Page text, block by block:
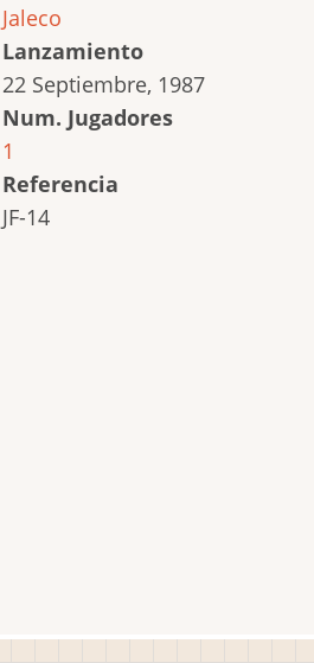
Jaleco
Lanzamiento
22 Septiembre, 1987
Num. Jugadores
1
Referencia
JF-14